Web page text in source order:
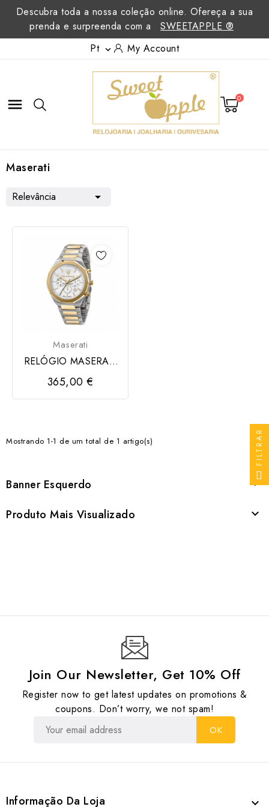
Descubra toda a nossa coleção online. Ofereça a sua
prenda e surpreenda com a
SWEETAPPLE ®
Pt  My Account
 0
Maserati
Relevância 
Maserati
RELÓGIO MASERATI
STILE W/SILVER DIAL
365,00 €
Mostrando 1-1 de um total de 1 artigo(s)
Banner Esquerdo 
Produto Mais Visualizado 
Join Our Newsletter, Get 10% Off
Register now to get latest updates on promotions &
coupons. Don’t worry, we not spam!
Informação Da Loja 
FILTRAR